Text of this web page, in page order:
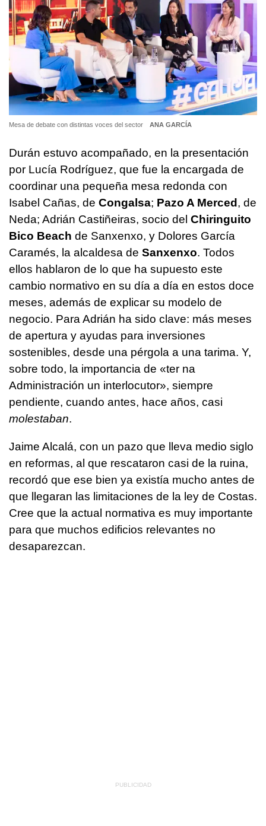
Mesa de debate con distintas voces del sector ANA GARCÍA
Durán estuvo acompañado, en la presentación
por Lucía Rodríguez, que fue la encargada de
coordinar una pequeña mesa redonda con
Isabel Cañas, de Congalsa; Pazo A Merced, de
Neda; Adrián Castiñeiras, socio del Chiringuito
Bico Beach de Sanxenxo, y Dolores García
Caramés, la alcaldesa de Sanxenxo. Todos
ellos hablaron de lo que ha supuesto este
cambio normativo en su día a día en estos doce
meses, además de explicar su modelo de
negocio. Para Adrián ha sido clave: más meses
de apertura y ayudas para inversiones
sostenibles, desde una pérgola a una tarima. Y,
sobre todo, la importancia de «ter na
Administración un interlocutor», siempre
pendiente, cuando antes, hace años, casi
molestaban.
Jaime Alcalá, con un pazo que lleva medio siglo
en reformas, al que rescataron casi de la ruina,
recordó que ese bien ya existía mucho antes de
que llegaran las limitaciones de la ley de Costas.
Cree que la actual normativa es muy importante
para que muchos edificios relevantes no
desaparezcan.